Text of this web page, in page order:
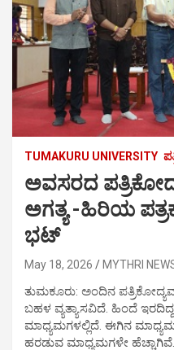
TUMAKURU UNIVERSITY
ಅವಸರದ
ಅಗತ್ಯ -ಹಿರಿಯ
ಭಟ್
May 18, 2026 MYTHRI
ತುಮಕೂರು: ಅಂದಿನ
ಬಹಳ ವ್ಯತ್ಯಾಸವಿದೆ. ಹಿಂದೆ
ಮಾಧ್ಯಮಗಳಲ್ಲಿದೆ. ಈಗಿನ
ಹರಡುವ ಮಾಧ್ಯಮಗಳೇ